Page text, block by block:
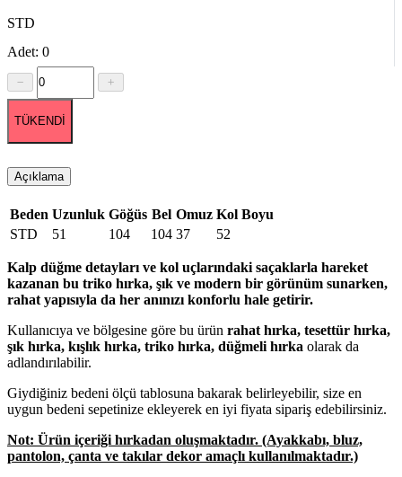
STD
Adet: 0
TÜKENDİ
Açıklama
Beden Uzunluk Göğüs Bel Omuz Kol Boyu
STD
51 104 104 37 52
Kalp düğme detayları ve kol uçlarındaki saçaklarla hareket
kazanan bu triko hırka, şık ve modern bir görünüm sunarken,
rahat yapısıyla da her anınızı konforlu hale getirir.
Kullanıcıya ve bölgesine göre bu ürün rahat hırka, tesettür hırka,
şık hırka, kışlık hırka, triko hırka, düğmeli hırka olarak da
adlandırılabilir.
Giydiğiniz bedeni ölçü tablosuna bakarak belirleyebilir, size en
uygun bedeni sepetinize ekleyerek en iyi fiyata sipariş edebilirsiniz.
Not: Ürün içeriği hırkadan oluşmaktadır. (Ayakkabı, bluz,
pantolon, çanta ve takılar dekor amaçlı kullanılmaktadır.)